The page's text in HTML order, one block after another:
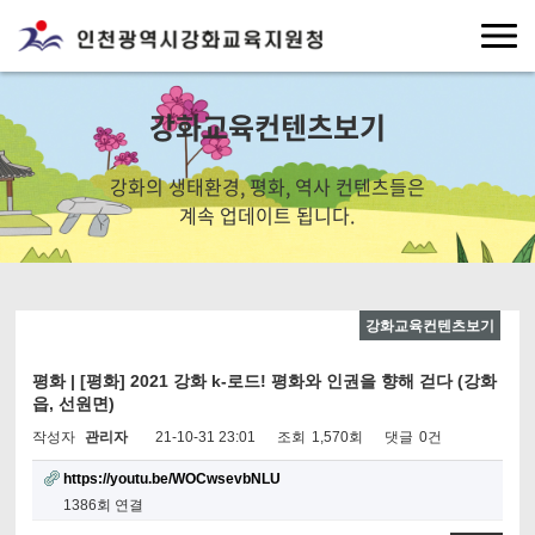
강화교육컨텐츠보기
강화의 생태환경, 평화, 역사 컨텐츠들은
계속 업데이트 됩니다.
강화교육컨텐츠보기
평화 | [평화] 2021 강화 k-로드! 평화와 인권을 향해 걷다 (강화
읍, 선원면)
작성자 관리자 21-10-31 23:01 조회 1,570회 댓글 0건
https://youtu.be/WOCwsevbNLU
1386회 연결